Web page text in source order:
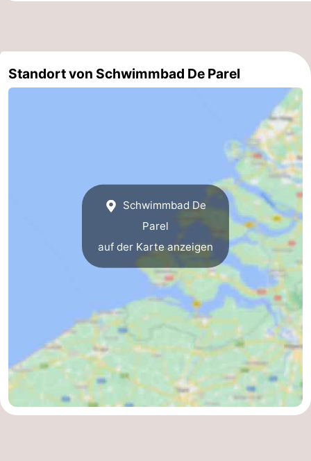
Het
Kontakt
Standort von Schwimmbad De Parel
Schwimmbad De
Parel
auf der Karte anzeigen